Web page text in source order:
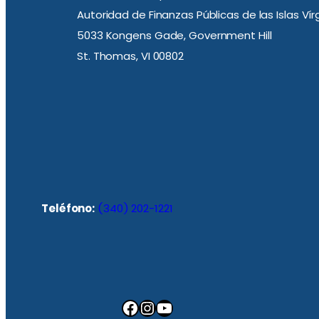
Autoridad de Finanzas Públicas de las Islas
5033 Kongens Gade, Government Hill
St. Thomas, VI 00802
Teléfono: (340) 202-1221
Facebook InstagramYouTube